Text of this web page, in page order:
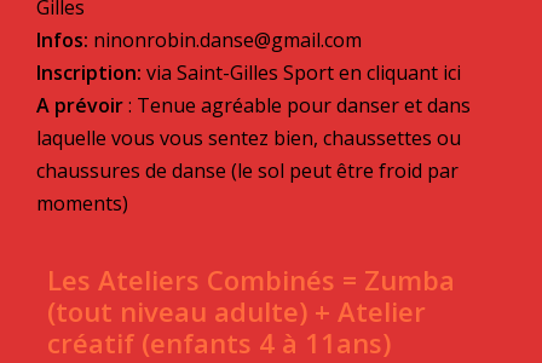
Gilles
Infos: ninonrobin.danse@gmail.com
Inscription:via Saint-Gilles Sport en cliquant ici
A prévoir: Tenue agréable pour danser et dans
laquelle vous vous sentez bien, chaussettes ou
chaussures de danse (le sol peut être froid par
moments)
Les Ateliers Combinés = Zumba
(tout niveau adulte) + Atelier
créatif (enfants 4 à 11ans)